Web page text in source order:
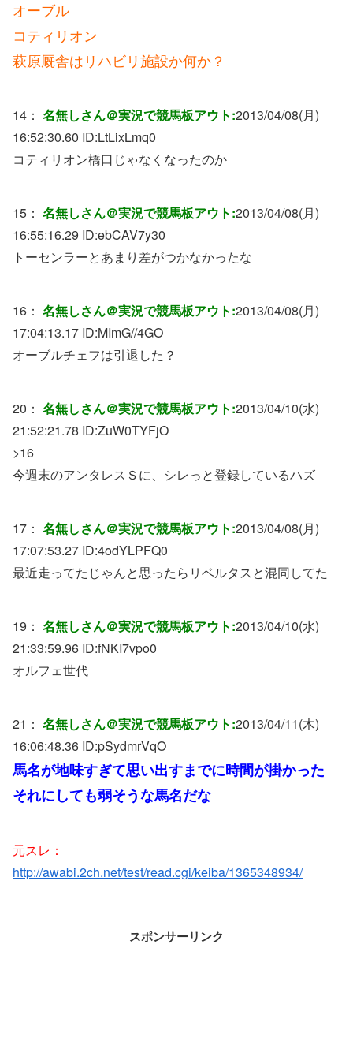
オーブル
コティリオン
萩原厩舎はリハビリ施設か何か？
14： 名無しさん＠実況で競馬板アウト:2013/04/08(月)
16:52:30.60 ID:LtLixLmq0
コティリオン橋口じゃなくなったのか
15： 名無しさん＠実況で競馬板アウト:2013/04/08(月)
16:55:16.29 ID:ebCAV7y30
トーセンラーとあまり差がつかなかったな
16： 名無しさん＠実況で競馬板アウト:2013/04/08(月)
17:04:13.17 ID:MImG//4GO
オーブルチェフは引退した？
20： 名無しさん＠実況で競馬板アウト:2013/04/10(水)
21:52:21.78 ID:ZuW0TYFjO
>16
今週末のアンタレスＳに、シレっと登録しているハズ
17： 名無しさん＠実況で競馬板アウト:2013/04/08(月)
17:07:53.27 ID:4odYLPFQ0
最近走ってたじゃんと思ったらリベルタスと混同してた
19： 名無しさん＠実況で競馬板アウト:2013/04/10(水)
21:33:59.96 ID:fNKI7vpo0
オルフェ世代
21： 名無しさん＠実況で競馬板アウト:2013/04/11(木)
16:06:48.36 ID:pSydmrVqO
馬名が地味すぎて思い出すまでに時間が掛かった
それにしても弱そうな馬名だな
元スレ：
http://awabi.2ch.net/test/read.cgi/keiba/1365348934/
スポンサーリンク